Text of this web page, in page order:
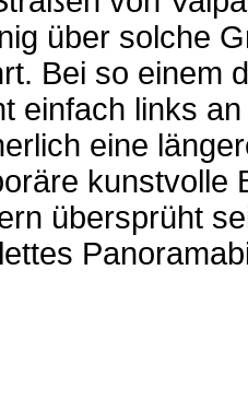
über solche
Bei so einem
einfach links
eine
kunstvolle
übersprüht